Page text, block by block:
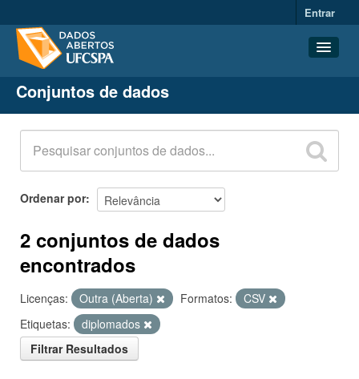
Entrar
Conjuntos de dados
Organizações
Grupos
Sobre
Conjuntos de dados
Ordenar por
2 conjuntos de dados
encontrados
Licenças: Outra (Aberta) Formatos:
CSV
Etiquetas:
diplomados
Filtrar Resultados